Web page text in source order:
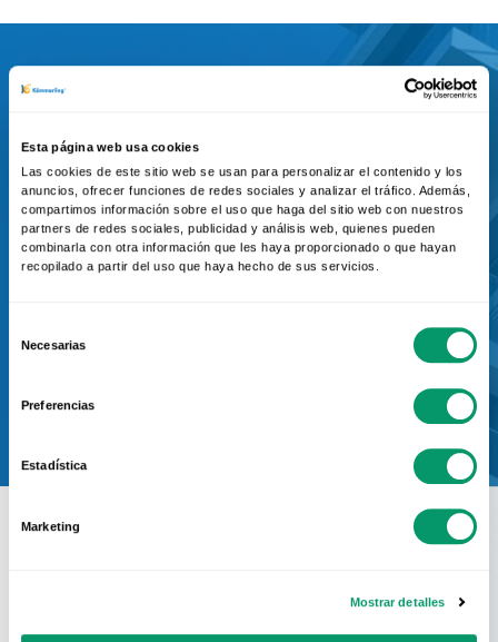
Esta página web usa cookies
Las cookies de este sitio web se usan para personalizar el contenido y los
anuncios, ofrecer funciones de redes sociales y analizar el tráfico. Además,
compartimos información sobre el uso que haga del sitio web con nuestros
partners de redes sociales, publicidad y análisis web, quienes pueden
combinarla con otra información que les haya proporcionado o que hayan
recopilado a partir del uso que haya hecho de sus servicios.
de
Necesarias
Preferencias
Estadística
Marketing
Mostrar detalles
tienes un proyecto de
viviendas?
Ponte en contacto con el servicio